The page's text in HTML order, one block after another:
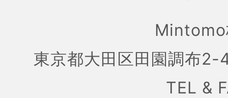
東京都大田区田園調布
TEL &